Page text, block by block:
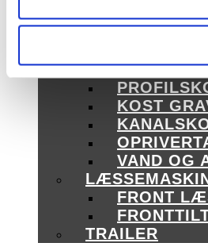
RIVE
KOST
VAND OG
FRONT
TRAILER